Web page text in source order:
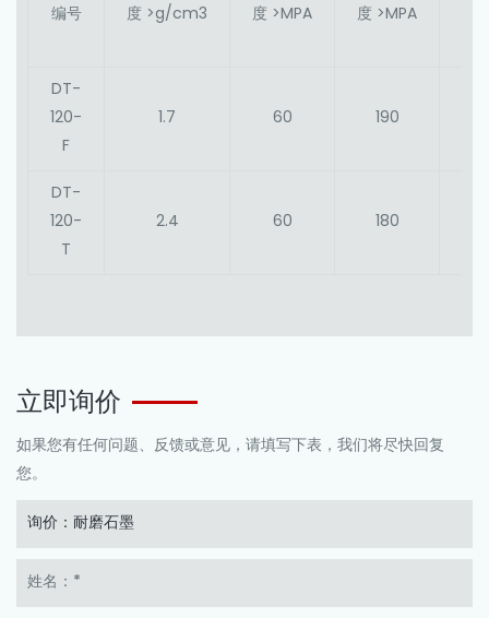
编号
度 >g/cm3
度 >MPA
度 >MPA
DT-
120-
F
1.7 60 190
DT-
120-
T
2.4 60 180
立即询价
如果您有任何问题、反馈或意见，请填写下表，我们将尽快回复
您。